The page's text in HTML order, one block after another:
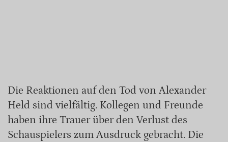
Die Reaktionen auf den Tod von Alexander
Held sind vielfältig. Kollegen und Freunde
haben ihre Trauer über den Verlust des
Schauspielers zum Ausdruck gebracht. Die